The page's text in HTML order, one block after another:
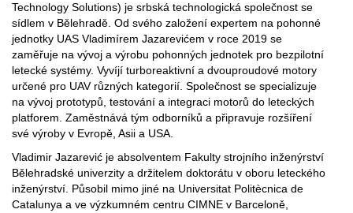
Technology Solutions) je srbská technologická společnost se
sídlem v Bělehradě. Od svého založení expertem na pohonné
jednotky UAS Vladimírem Jazarevićem v roce 2019 se
zaměřuje na vývoj a výrobu pohonných jednotek pro bezpilotní
letecké systémy. Vyvíjí turboreaktivní a dvouproudové motory
určené pro UAV různých kategorií. Společnost se specializuje
na vývoj prototypů, testování a integraci motorů do leteckých
platforem. Zaměstnává tým odborníků a připravuje rozšíření
své výroby v Evropě, Asii a USA.
Vladimir Jazarević je absolventem Fakulty strojního inženýrství
Bělehradské univerzity a držitelem doktorátu v oboru leteckého
inženýrství. Působil mimo jiné na Universitat Politècnica de
Catalunya a ve výzkumném centru CIMNE v Barceloně,